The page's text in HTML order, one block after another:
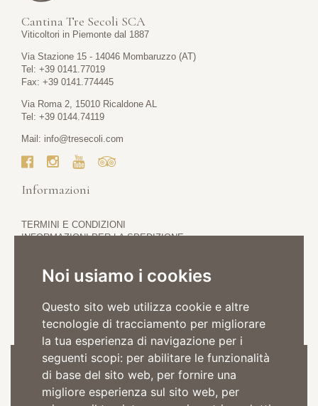
Noi usiamo i cookies
Questo sito web utilizza cookie e altre
tecnologie di tracciamento per migliorare
la tua esperienza di navigazione per i
seguenti scopi: per abilitare le funzionalità
di base del sito web, per fornire una
migliore esperienza sul sito web, per
Cantina Tre Secoli SCA
Viticoltori in Piemonte dal 1887
Via Stazione 15 - 14046 Mombaruzzo (AT)
Tel: +39 0141.77019
Fax: +39 0141.774445
Via Roma 2, 15010 Ricaldone AL
Tel: +39 0144.74119
Mail: info@tresecoli.com
Informazioni
TERMINI E CONDIZIONI
INFORMAZIONI PER LA SPEDIZIONE
Iscriviti alla Newsletter